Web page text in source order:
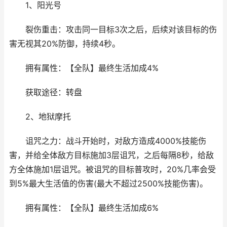
1、阳光号
裂伤重击：攻击同一目标3次之后，后续对该目标的伤
害无视其20%防御，持续4秒。
拥有属性：【全队】最终生活加成4%
获取途径：转盘
2、地狱摩托
诅咒之力：战斗开始时，对敌方造成4000%技能伤
害，并给全体敌方目标施加3层诅咒，之后每隔8秒，给敌
方全体施加1层诅咒。被诅咒的目标普攻时，20%几率会受
到5%最大生活值的伤害(最大不超过2500%技能伤害)。
拥有属性：【全队】最终生活加成6%